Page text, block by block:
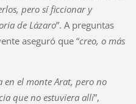
pero sí ficcionar y
de Lázaro”. A preguntas
aseguró que “creo, o más
en el monte Arat, pero no
que no estuviera allí”,